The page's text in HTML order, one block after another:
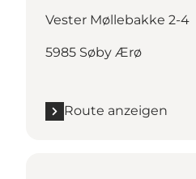
Vester Møllebakke 2-4
5985 Søby Ærø
Route anzeigen